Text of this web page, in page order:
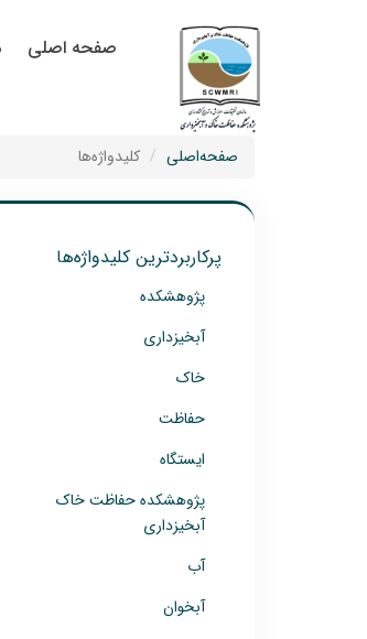
صفحه اصلی
صفحه‌اصلی کلیدواژه‌ها
پرکاربردترین کلیدواژه‌ها
پژوهشکده
آبخیزداری
خاک
حفاظت
ایستگاه
پژوهشکده حفاظت خاک
آبخیزداری
آب
آبخوان